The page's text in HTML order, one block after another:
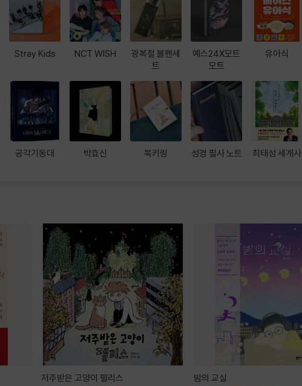
Stray Kids
공각기동대
NCT WISH
박효신
광복절 볼펜세
트
북키링
예스24X모트
모트
성경 필사 노트
유아식
최태성 세계사
저주받은 고양이 펠리스 밤의 교실